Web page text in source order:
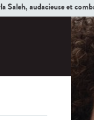
Saleh, audacieuse et